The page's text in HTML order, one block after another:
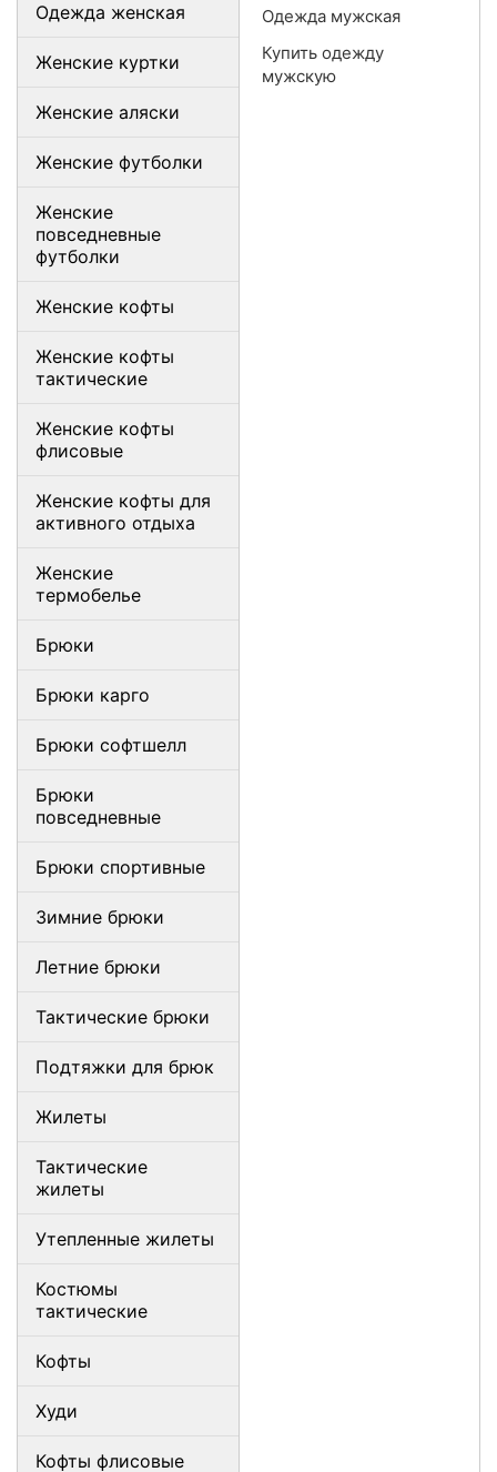
Одежда женская
Женские куртки
Женские аляски
Женские футболки
Женские
повседневные
футболки
Женские кофты
Женские кофты
тактические
Женские кофты
флисовые
Женские кофты для
активного отдыха
Женские
термобелье
Брюки
Брюки карго
Брюки софтшелл
Брюки
повседневные
Брюки спортивные
Зимние брюки
Летние брюки
Тактические брюки
Подтяжки для брюк
Жилеты
Тактические
жилеты
Утепленные жилеты
Костюмы
тактические
Кофты
Худи
Кофты флисовые
Одежда мужская
Купить одежду
мужскую